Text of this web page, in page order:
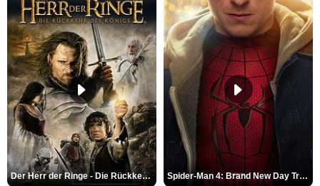
Der Herr der Ringe - Die Rückkehr des Königs Trailer OV Spider-Man 4: Brand New Day Trailer (3) DF